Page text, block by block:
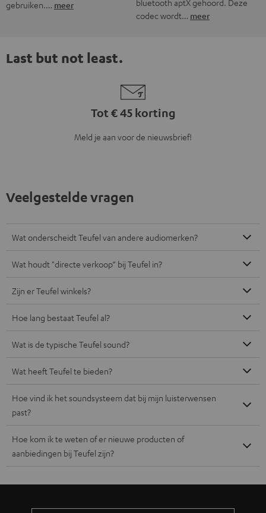
gebruiken.… meer
bluetooth aptX gehoord. Deze
codec wordt… meer
Last but not least.
Tot € 45 korting
Meld je aan voor de nieuwsbrief!
Veelgestelde vragen
Wat onderscheidt Teufel van andere audiomerken?
Wat houdt "directe verkoop“ bij Teufel in?
Zijn er Teufel winkels?
Hoe lang bestaat Teufel al?
Wat is de typische Teufel sound?
Wat heeft Teufel te bieden?
Hoe vind ik het soundsysteem dat bij mijn luisterwensen
past?
Hoe kom ik te weten of er nieuwe producten of
aanbiedingen bij Teufel zijn?